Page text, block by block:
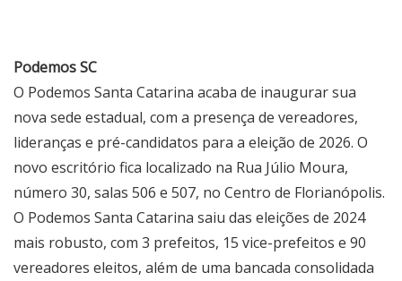
Podemos SC
O Podemos Santa Catarina acaba de inaugurar sua
nova sede estadual, com a presença de vereadores,
lideranças e pré-candidatos para a eleição de 2026. O
novo escritório fica localizado na Rua Júlio Moura,
número 30, salas 506 e 507, no Centro de Florianópolis.
O Podemos Santa Catarina saiu das eleições de 2024
mais robusto, com 3 prefeitos, 15 vice-prefeitos e 90
vereadores eleitos, além de uma bancada consolidada